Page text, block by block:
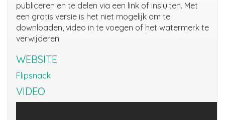
publiceren en te delen via een link of insluiten. Met
een gratis versie is het niet mogelijk om te
downloaden, video in te voegen of het watermerk te
verwijderen.
WEBSITE
Flipsnack
VIDEO